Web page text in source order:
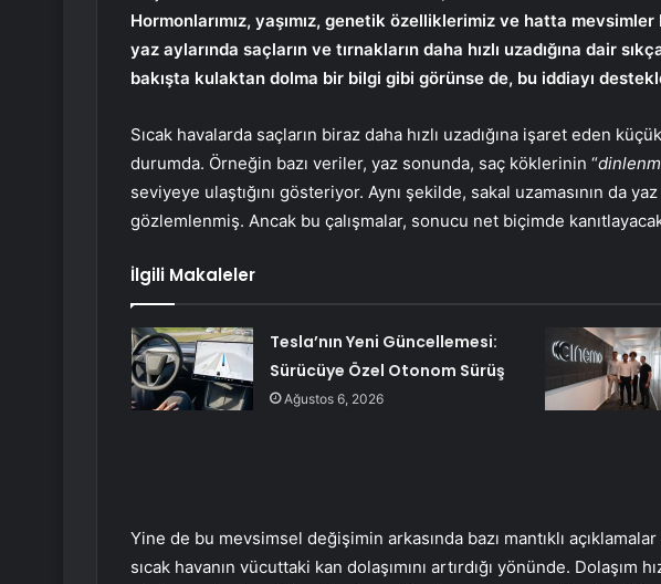
Hormonlarımız, yaşımız, genetik özelliklerimiz ve hatta
yaz aylarında saçların ve tırnakların daha hızlı uzadığına dair
bakışta kulaktan dolma bir bilgi gibi görünse de, bu iddiayı
Sıcak havalarda saçların biraz daha hızlı uzadığına işaret eden
durumda. Örneğin bazı veriler, yaz sonunda, saç köklerinin “
seviyeye ulaştığını gösteriyor. Aynı şekilde, sakal uzamasının da
gözlemlenmiş. Ancak bu çalışmalar, sonucu net biçimde
İlgili Makaleler
Tesla’nın Yeni Güncellemesi:
Sürücüye Özel Otonom Sürüş
Ağustos 6, 2026
Yine de bu mevsimsel değişimin arkasında bazı mantıklı
sıcak havanın vücuttaki kan dolaşımını artırdığı yönünde. Dolaşım